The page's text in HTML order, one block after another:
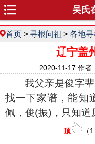
吴氏
首页 > 寻根问祖 > 各地寻
辽宁盖
2020-11-17 作者:
我父亲是俊字辈
找一下家谱，能知
佩，俊(振)，只知道
顶 （1